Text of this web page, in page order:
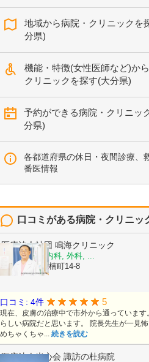
地域から病院・クリニックを
分県)
機能・特徴(女性医師など)から
クリニックを探す(大分県)
予約ができる病院・クリニッ
分県)
各都道府県の休日・夜間診療、
番医情報
口コミがある病院・クリニッ
医療法人社団 鳴海クリニック
消化器内科, 内科, 外科, ...
大分県別府市楠町14-8
口コミ: 4件 5
現在、皮膚の治療中で市外から通っています
らしい病院だと思います。 院長先生が一見
めちゃくちゃ... 続きを読む
医療法人光心会 諏訪の杜病院